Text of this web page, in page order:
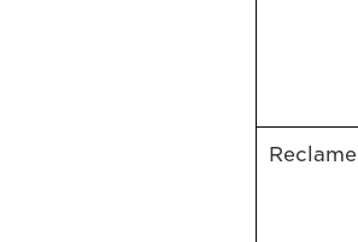
Reclame